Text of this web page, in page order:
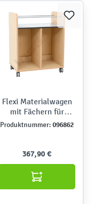
Flexi Materialwagen
mit Fächern für
Behälter
Produktnummer: 096862
367,90 €